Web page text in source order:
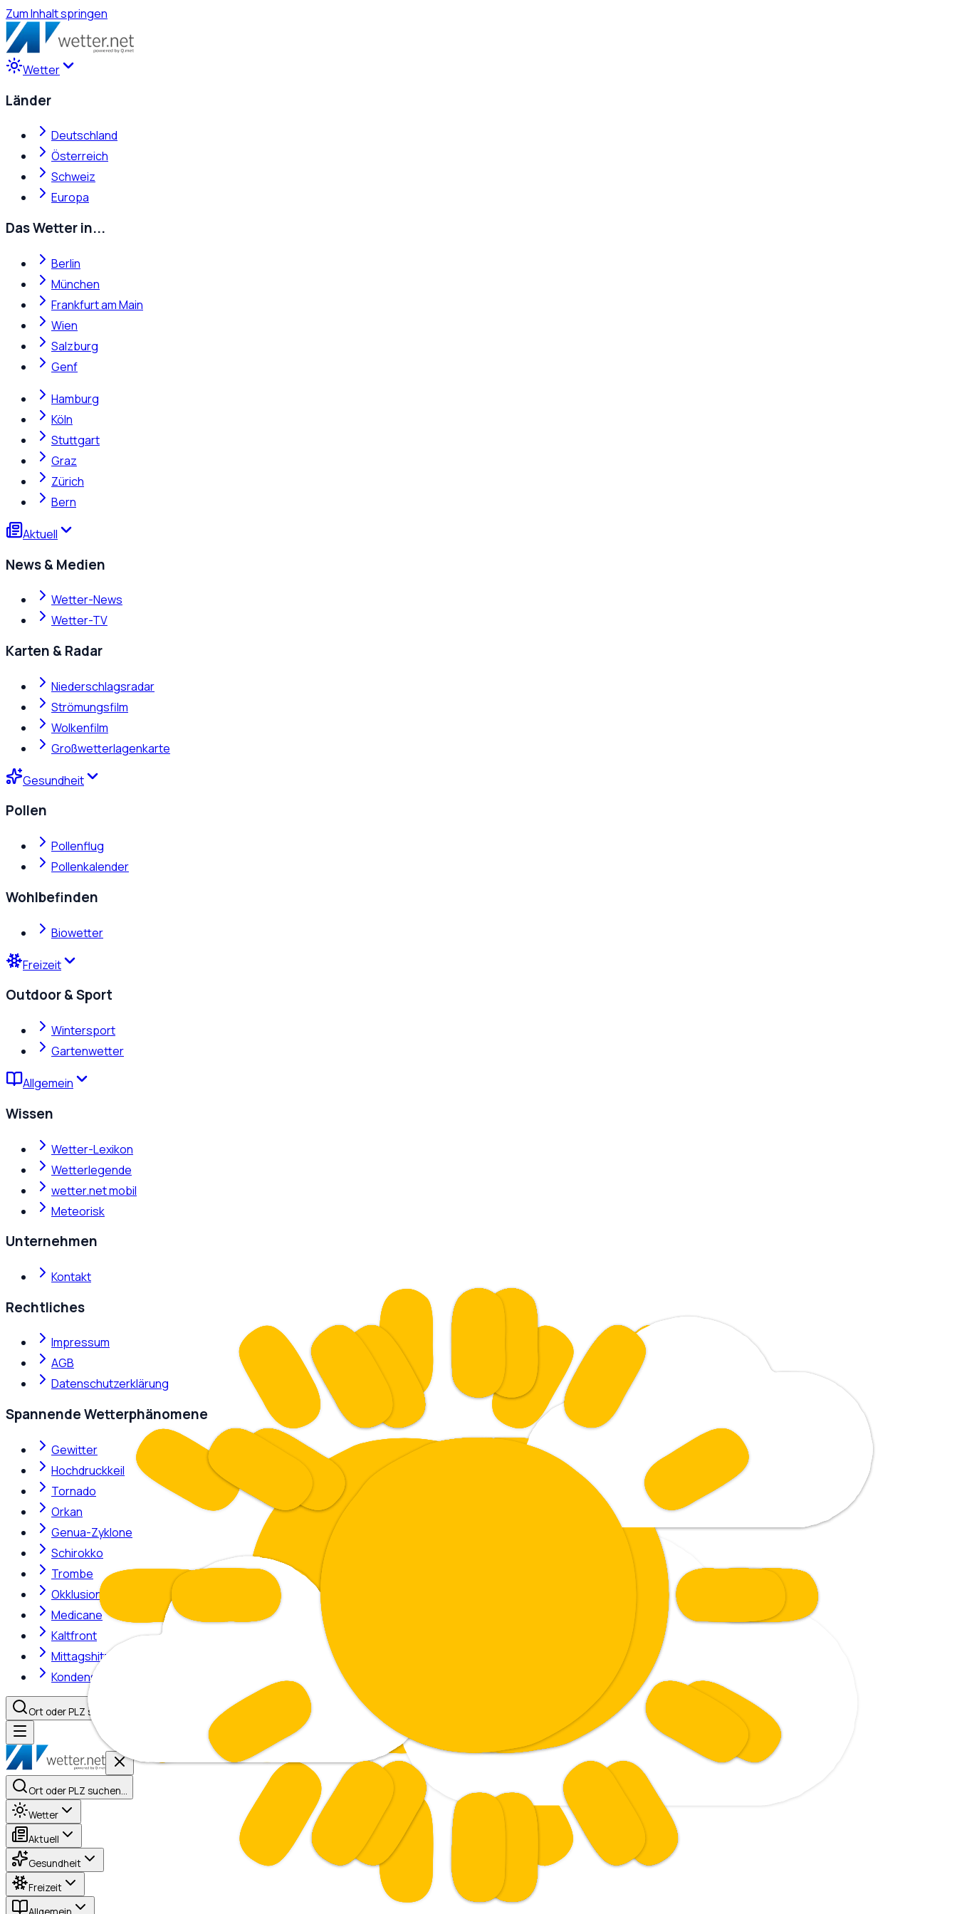
Zum Inhalt springen
Wetter
Länder
Deutschland
Österreich
Schweiz
Europa
Das Wetter in...
Berlin
München
Frankfurt am Main
Wien
Salzburg
Genf
Hamburg
Köln
Stuttgart
Graz
Zürich
Bern
Aktuell
News & Medien
Wetter-News
Wetter-TV
Karten & Radar
Niederschlagsradar
Strömungsfilm
Wolkenfilm
Großwetterlagenkarte
Gesundheit
Pollen
Pollenflug
Pollenkalender
Wohlbefinden
Biowetter
Freizeit
Outdoor & Sport
Wintersport
Gartenwetter
Allgemein
Wissen
Wetter-Lexikon
Wetterlegende
wetter.net mobil
Meteorisk
Unternehmen
Kontakt
Rechtliches
Impressum
AGB
Datenschutzerklärung
Spannende Wetterphänomene
Gewitter
Hochdruckkeil
Tornado
Orkan
Genua-Zyklone
Schirokko
Trombe
Okklusion
Medicane
Kaltfront
Mittagshitze
Kondensstreifen
Ort oder PLZ suchen…
Ort oder PLZ suchen…
Wetter
Aktuell
Gesundheit
Freizeit